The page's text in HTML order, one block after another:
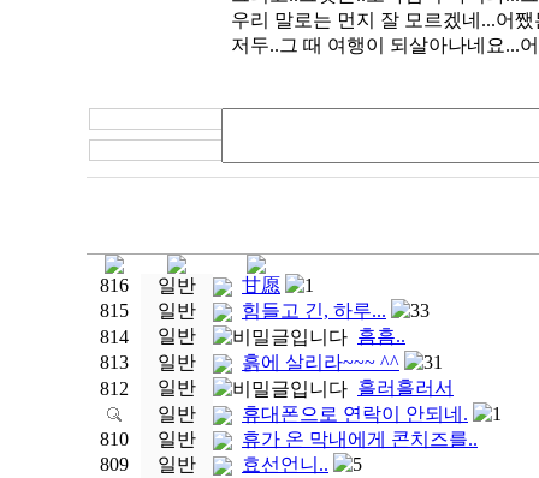
우리 말로는 먼지 잘 모르겠네...어
저두..그 때 여행이 되살아나네요...
816 일반 甘愿
1
815
일반 힘들고 긴, 하루...
33
814
일반
흠흠..
813
일반 흙에 살리라~~~ ^^
31
812
일반
흘러흘러서
일반
휴대폰으로 연락이 안되네.
1
810
일반
휴가 온 막내에게 콘치즈를..
809
일반 효선언니..
5